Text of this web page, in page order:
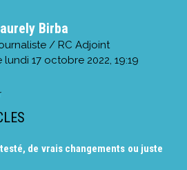
Birba
/ RC Adjoint
lundi 17 octobre 2022, 19:19
de vrais changements ou juste